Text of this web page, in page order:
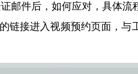
邮件后，如何应对，具体流
链接进入视频预约页面，与